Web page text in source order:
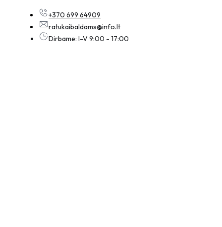
+370 699 64909
ratukaibaldams@info.lt
Dirbame: I-V 9:00 - 17:00